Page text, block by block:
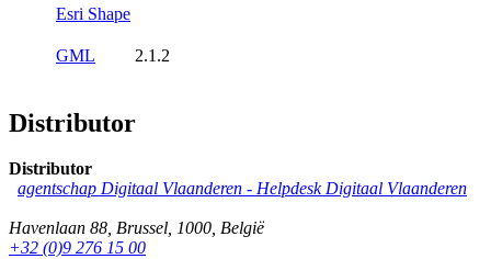
Esri Shape
GML 2.1.2
Distributor
Distributor
agentschap Digitaal Vlaanderen - Helpdesk Digitaal Vlaanderen
Havenlaan 88, Brussel, 1000, België
+32 (0)9 276 15 00